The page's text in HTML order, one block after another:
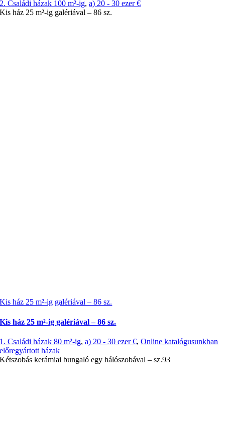
2. Családi házak 100 m²-ig,a) 20 - 30 ezer €
Kis ház 25 m²-ig galériával – 86 sz.
Kis ház 25 m²-ig galériával – 86 sz.
Kis ház 25 m²-ig galériával – 86 sz.
1. Családi házak 80 m²-ig,a) 20 - 30 ezer €,Online katalógusunkban
előregyártott házak
Kétszobás kerámiai bungaló egy hálószobával – sz.93